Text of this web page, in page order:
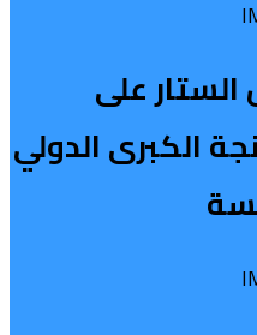
على
الكبرى الدولي